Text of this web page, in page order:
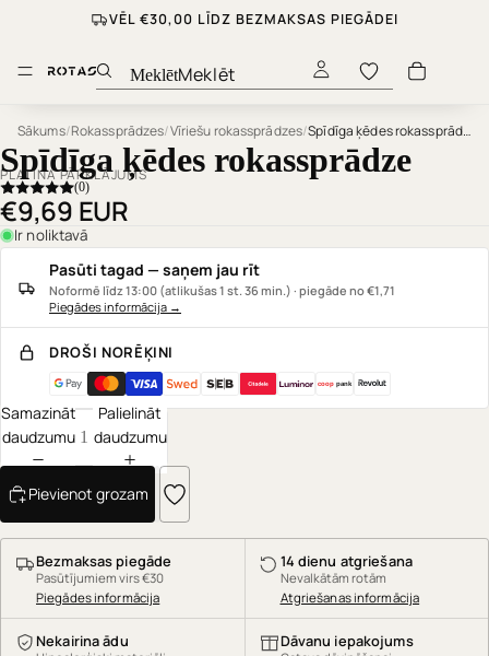
VĒL €30,00 LĪDZ BEZMAKSAS PIEGĀDEI
Meklēt
Sākums/Rokassprādzes/Vīriešu rokassprādzes/ Spīdīga ķēdes rokassprādze
Spīdīga ķēdes rokassprādze
PLATĪNA PĀRKLĀJUMS
(0)
€9,69 EUR
Ir noliktavā
Pasūti tagad — saņem jau rīt
Noformē līdz 13:00 (atlikušas 1 st. 36 min.) · piegāde no €1,71
Piegādes informācija →
DROŠI NORĒĶINI
cooppank
Samazināt
daudzumu
Palielināt
daudzumu
Pievienot grozam
Bezmaksas piegāde
Pasūtījumiem virs €30
Piegādes informācija
14 dienu atgriešana
Nevalkātām rotām
Atgriešanas informācija
Nekairina ādu Dāvanu iepakojums